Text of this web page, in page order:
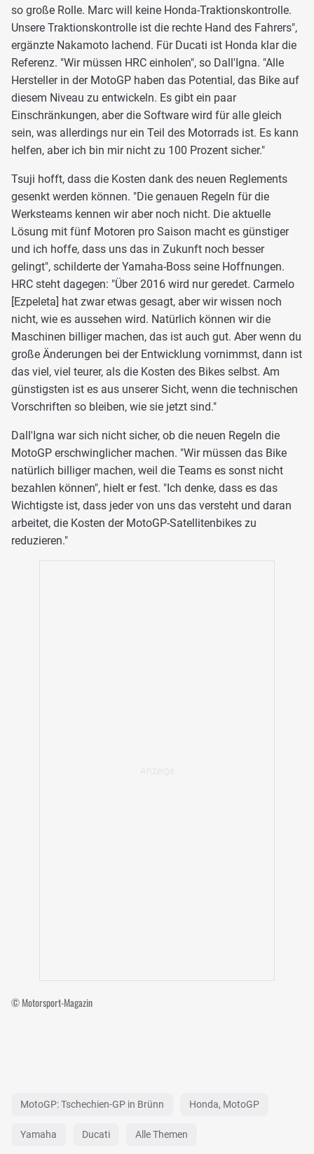
so große Rolle. Marc will keine Honda-Traktionskontrolle.
Unsere Traktionskontrolle ist die rechte Hand des Fahrers",
ergänzte Nakamoto lachend. Für Ducati ist Honda klar die
Referenz. "Wir müssen HRC einholen", so Dall'Igna. "Alle
Hersteller in der MotoGP haben das Potential, das Bike auf
diesem Niveau zu entwickeln. Es gibt ein paar
Einschränkungen, aber die Software wird für alle gleich
sein, was allerdings nur ein Teil des Motorrads ist. Es kann
helfen, aber ich bin mir nicht zu 100 Prozent sicher."
Tsuji hofft, dass die Kosten dank des neuen Reglements
gesenkt werden können. "Die genauen Regeln für die
Werksteams kennen wir aber noch nicht. Die aktuelle
Lösung mit fünf Motoren pro Saison macht es günstiger
und ich hoffe, dass uns das in Zukunft noch besser
gelingt", schilderte der Yamaha-Boss seine Hoffnungen.
HRC steht dagegen: "Über 2016 wird nur geredet. Carmelo
[Ezpeleta] hat zwar etwas gesagt, aber wir wissen noch
nicht, wie es aussehen wird. Natürlich können wir die
Maschinen billiger machen, das ist auch gut. Aber wenn du
große Änderungen bei der Entwicklung vornimmst, dann ist
das viel, viel teurer, als die Kosten des Bikes selbst. Am
günstigsten ist es aus unserer Sicht, wenn die technischen
Vorschriften so bleiben, wie sie jetzt sind."
Dall'Igna war sich nicht sicher, ob die neuen Regeln die
MotoGP erschwinglicher machen. "Wir müssen das Bike
natürlich billiger machen, weil die Teams es sonst nicht
bezahlen können", hielt er fest. "Ich denke, dass es das
Wichtigste ist, dass jeder von uns das versteht und daran
arbeitet, die Kosten der MotoGP-Satellitenbikes zu
reduzieren."
© Motorsport-Magazin
MotoGP: Tschechien-GP in Brünn Honda, MotoGP
Yamaha Ducati Alle Themen